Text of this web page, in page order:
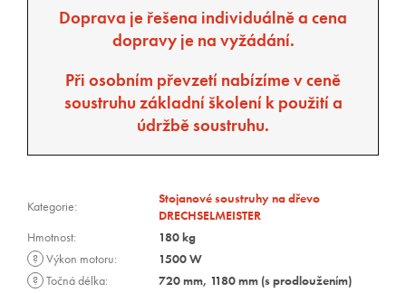
Doprava je řešena individuálně a cena
dopravy je na vyžádání.
Při osobním převzetí nabízíme v ceně
soustruhu základní školení k použití a
údržbě soustruhu.
Kategorie:
Stojanové soustruhy na dřevo
DRECHSELMEISTER
Hmotnost:
180 kg
? Výkon motoru:
1500 W
? Točná délka:
720 mm, 1180 mm (s prodloužením)